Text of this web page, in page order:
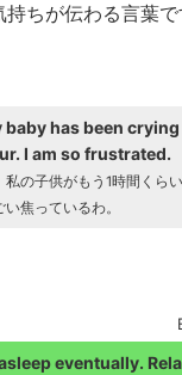
ちが伝わる言葉で
baby has been
I am so frustrated.
私の子供がもう1時間くら
い焦っているわ。
eventually.